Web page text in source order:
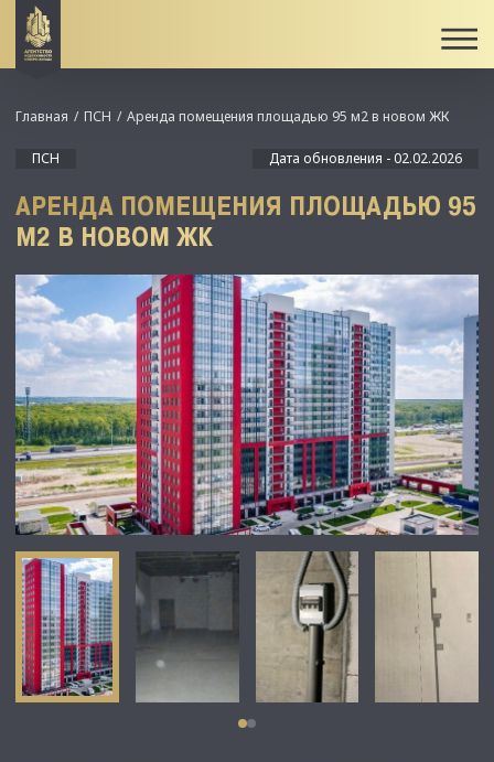
Главная ПСН Аренда помещения площадью 95 м2 в новом ЖК
ПСН Дата обновления - 02.02.2026
АРЕНДА ПОМЕЩЕНИЯ ПЛОЩАДЬЮ 95
М2 В НОВОМ ЖК